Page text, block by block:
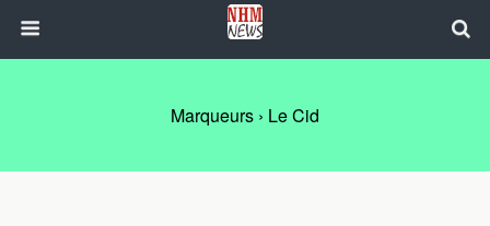
Marqueurs › Le Cid